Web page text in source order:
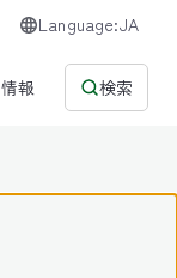
Language:JA
報 検索